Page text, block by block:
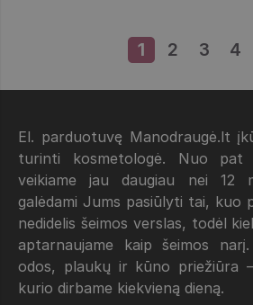
Puslapis
1 Puslapis
2 3 4
El. parduotuvę Manodraugė.lt
turinti kosmetologė. Nuo pat
veikiame jau daugiau nei 12
galėdami Jums pasiūlyti tai, kuo
nedidelis šeimos verslas, todėl
aptarnaujame kaip šeimos
odos, plaukų ir kūno priežiūra
kurio dirbame kiekvieną dieną.